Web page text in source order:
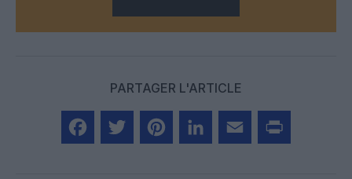
PARTAGER L'ARTICLE